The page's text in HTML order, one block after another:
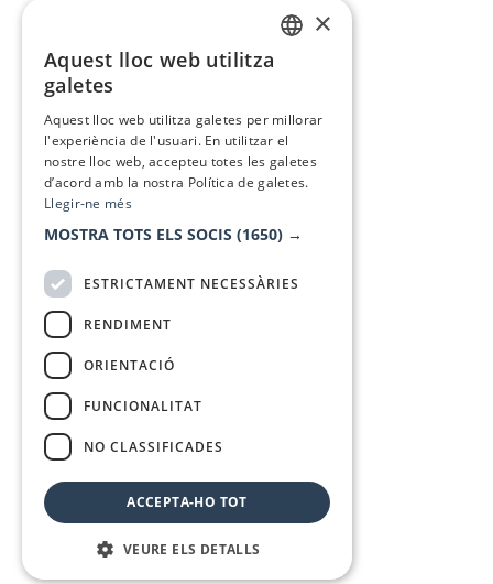
×
Aquest lloc web utilitza
galetes
Aquest lloc web utilitza galetes per millorar
l'experiència de l'usuari. En utilitzar el
nostre lloc web, accepteu totes les galetes
d’acord amb la nostra Política de galetes.
Llegir-ne més
MOSTRA TOTS ELS SOCIS (1650) →
ESTRICTAMENT NECESSÀRIES
RENDIMENT
ORIENTACIÓ
FUNCIONALITAT
NO CLASSIFICADES
ACCEPTA-HO TOT
VEURE ELS DETALLS